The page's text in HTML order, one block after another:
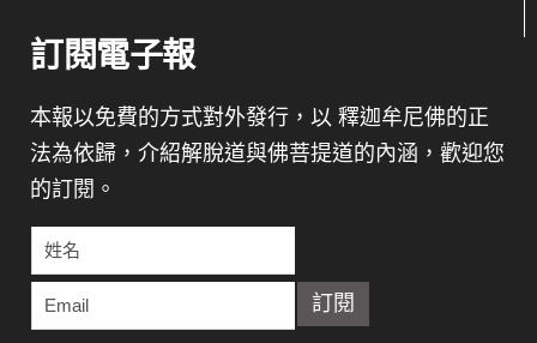
訂閱電子報
本報以免費的方式對外發行，以 釋迦牟尼佛的正
法為依歸，介紹解脫道與佛菩提道的內涵，歡迎您
的訂閱。